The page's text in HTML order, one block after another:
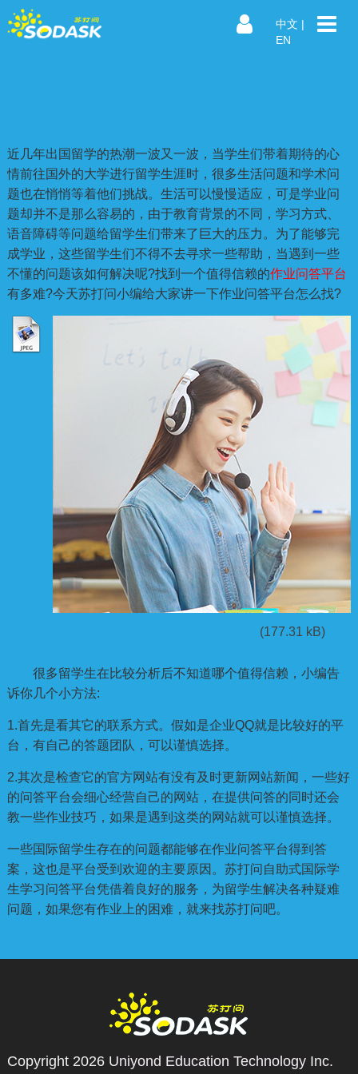
中文 |
EN
近几年出国留学的热潮一波又一波，当学生们带着期待的心
情前往国外的大学进行留学生涯时，很多生活问题和学术问
题也在悄悄等着他们挑战。生活可以慢慢适应，可是学业问
题却并不是那么容易的，由于教育背景的不同，学习方式、
语音障碍等问题给留学生们带来了巨大的压力。为了能够完
成学业，这些留学生们不得不去寻求一些帮助，当遇到一些
不懂的问题该如何解决呢?找到一个值得信赖的作业问答平台
有多难?今天苏打问小编给大家讲一下作业问答平台怎么找?
很多留学生在比较分析后不知道哪个值得信赖，小编告
诉你几个小方法:
1.首先是看其它的联系方式。假如是企业QQ就是比较好的平
台，有自己的答题团队，可以谨慎选择。
2.其次是检查它的官方网站有没有及时更新网站新闻，一些好
的问答平台会细心经营自己的网站，在提供问答的同时还会
教一些作业技巧，如果是遇到这类的网站就可以谨慎选择。
一些国际留学生存在的问题都能够在作业问答平台得到答
案，这也是平台受到欢迎的主要原因。苏打问自助式国际学
生学习问答平台凭借着良好的服务，为留学生解决各种疑难
问题，如果您有作业上的困难，就来找苏打问吧。
Copyright 2026 Uniyond Education Technology Inc.